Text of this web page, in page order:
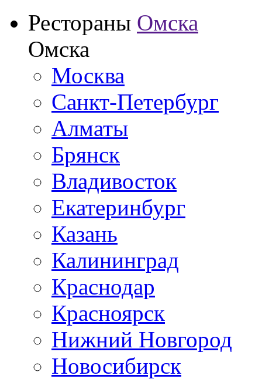
Рестораны Омска
Омска
Москва
Санкт-Петербург
Алматы
Брянск
Владивосток
Екатеринбург
Казань
Калининград
Краснодар
Красноярск
Нижний Новгород
Новосибирск